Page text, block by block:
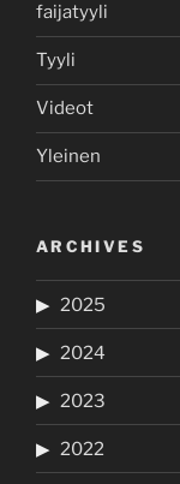
faijatyyli
Tyyli
Videot
Yleinen
ARCHIVES
2025
2024
2023
2022